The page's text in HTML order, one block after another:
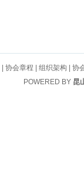
|协会章程 |组织架构 |协
POWERED BY 昆